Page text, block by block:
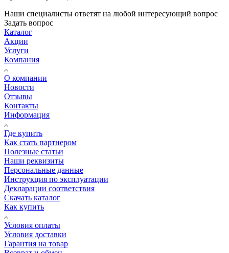
Наши специалисты ответят на любой интересующий вопрос
Задать вопрос
Каталог
Акции
Услуги
Компания
О компании
Новости
Отзывы
Контакты
Информация
Где купить
Как стать партнером
Полезные статьи
Наши реквизиты
Персональные данные
Инструкция по эксплуатации
Декларации соответствия
Скачать каталог
Как купить
Условия оплаты
Условия доставки
Гарантия на товар